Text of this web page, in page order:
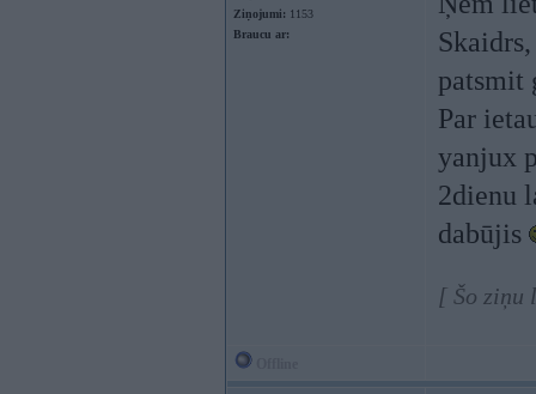
Ziņojumi: 1153
Braucu ar:
patsmit
Par
yanjux
2dienu
dabūjis
[ Šo ziņu